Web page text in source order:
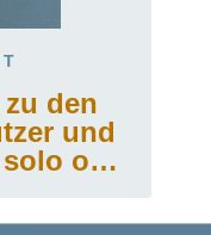
den
und
op.